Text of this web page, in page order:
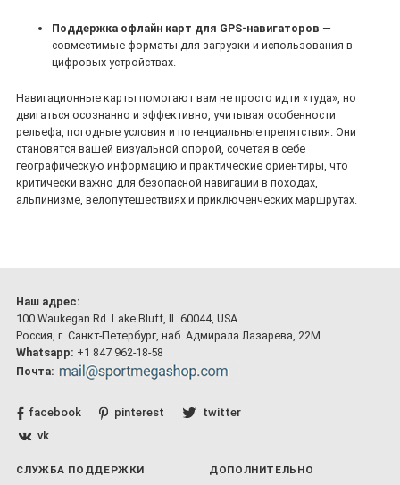
Поддержка офлайн карт для GPS‑навигаторов —
совместимые форматы для загрузки и использования в
цифровых устройствах.
Навигационные карты помогают вам не просто идти «туда», но
двигаться осознанно и эффективно, учитывая особенности
рельефа, погодные условия и потенциальные препятствия. Они
становятся вашей визуальной опорой, сочетая в себе
географическую информацию и практические ориентиры, что
критически важно для безопасной навигации в походах,
альпинизме, велопутешествиях и приключенческих маршрутах.
Наш адрес:
100 Waukegan Rd. Lake Bluff, IL 60044, USA.
Россия, г. Санкт-Петербург, наб. Адмирала Лазарева, 22М
Whatsapp: +1 847 962-18-58
Почта:
facebook pinterest
twitter
vk
СЛУЖБА ПОДДЕРЖКИ ДОПОЛНИТЕЛЬНО